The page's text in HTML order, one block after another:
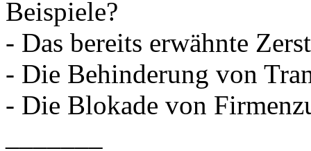
Beispiele?
- Das bereits erwähnte
- Die Behinderung von
- Die Blokade von